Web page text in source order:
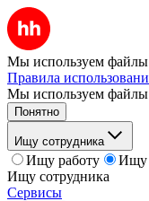
Мы используем файлы
Правила
Мы используем файлы
Понятно
Ищу сотрудника
Ищу работу
Ищу
Ищу сотрудника
Сервисы